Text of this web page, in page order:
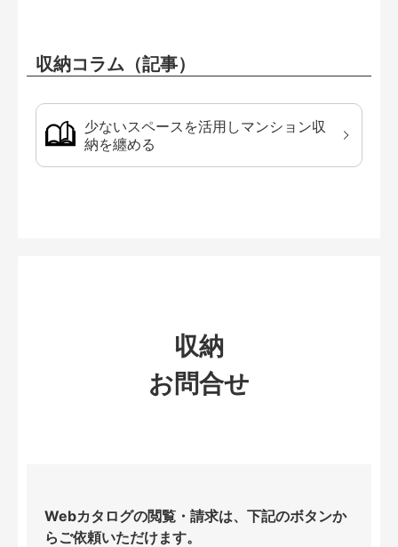
収納コラム（記事）
少ないスペースを活用しマンション収
納を纏める
収納
お問合せ
Webカタログの閲覧・請求は、下記のボタンか
らご依頼いただけます。